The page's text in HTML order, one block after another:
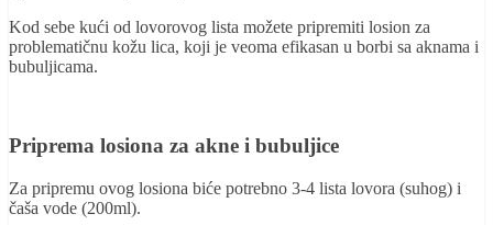
Kod sebe kući od lovorovog lista možete pripremiti losion za
problematičnu kožu lica, koji je veoma efikasan u borbi sa aknama i
bubuljicama.
Priprema losiona za akne i bubuljice
Za pripremu ovog losiona biće potrebno 3-4 lista lovora (suhog) i
čaša vode (200ml).